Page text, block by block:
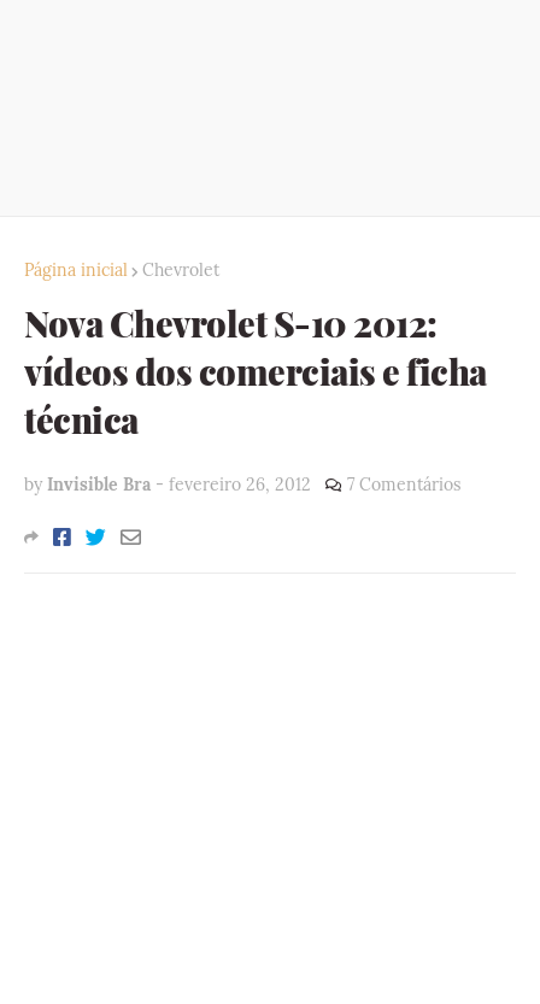
Página inicial Chevrolet
Nova Chevrolet S-10 2012:
vídeos dos comerciais e ficha
técnica
by Invisible Bra - fevereiro 26, 2012 7 Comentários